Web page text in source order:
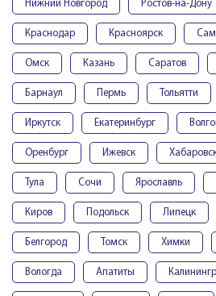
Нижний Новгород Ростов-на-Дону
Краснодар Красноярск
Омск Казань Саратов
Барнаул Пермь Тольятти
Иркутск Екатеринбург
Оренбург Ижевск
Тула Сочи Ярославль
Киров Подольск Липецк
Белгород Томск Химки
Вологда Апатиты